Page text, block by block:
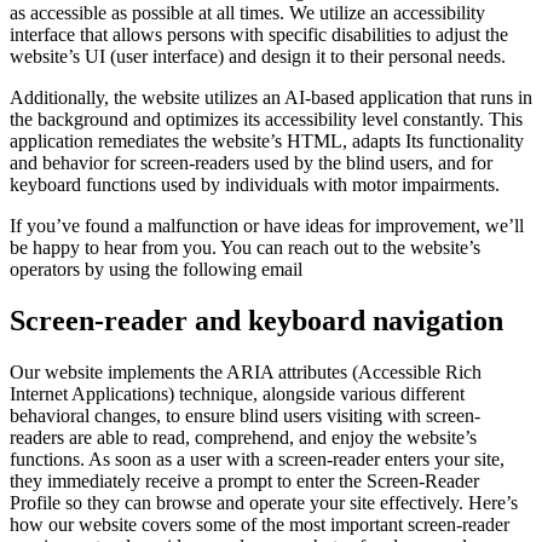
as accessible as possible at all times. We utilize an accessibility
interface that allows persons with specific disabilities to adjust the
website’s UI (user interface) and design it to their personal needs.
Additionally, the website utilizes an AI-based application that runs in
the background and optimizes its accessibility level constantly. This
application remediates the website’s HTML, adapts Its functionality
and behavior for screen-readers used by the blind users, and for
keyboard functions used by individuals with motor impairments.
If you’ve found a malfunction or have ideas for improvement, we’ll
be happy to hear from you. You can reach out to the website’s
operators by using the following email
Screen-reader and keyboard navigation
Our website implements the ARIA attributes (Accessible Rich
Internet Applications) technique, alongside various different
behavioral changes, to ensure blind users visiting with screen-
readers are able to read, comprehend, and enjoy the website’s
functions. As soon as a user with a screen-reader enters your site,
they immediately receive a prompt to enter the Screen-Reader
Profile so they can browse and operate your site effectively. Here’s
how our website covers some of the most important screen-reader